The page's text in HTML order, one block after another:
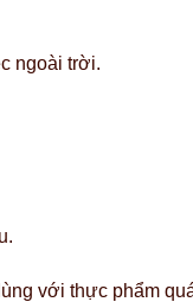
ngoài trời.
với thực phẩm